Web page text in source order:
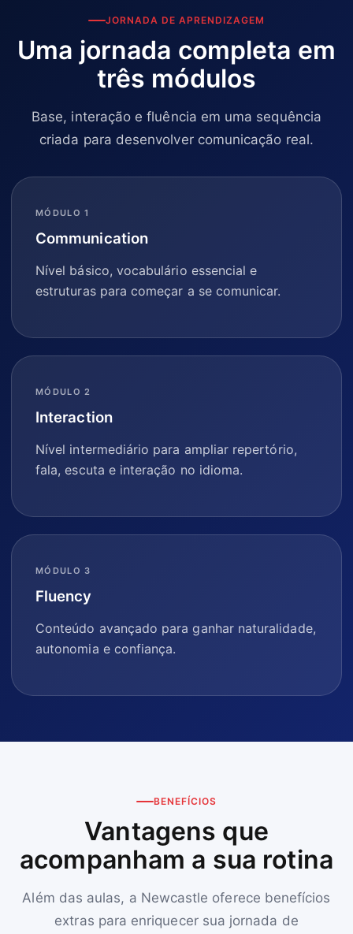
JORNADA DE APRENDIZAGEM
Uma jornada completa em
três módulos
Base, interação e fluência em uma sequência
criada para desenvolver comunicação real.
MÓDULO 1
Communication
Nível básico, vocabulário essencial e
estruturas para começar a se comunicar.
MÓDULO 2
Interaction
Nível intermediário para ampliar repertório,
fala, escuta e interação no idioma.
MÓDULO 3
Fluency
Conteúdo avançado para ganhar naturalidade,
autonomia e confiança.
BENEFÍCIOS
Vantagens que
acompanham a sua rotina
Além das aulas, a Newcastle oferece benefícios
extras para enriquecer sua jornada de